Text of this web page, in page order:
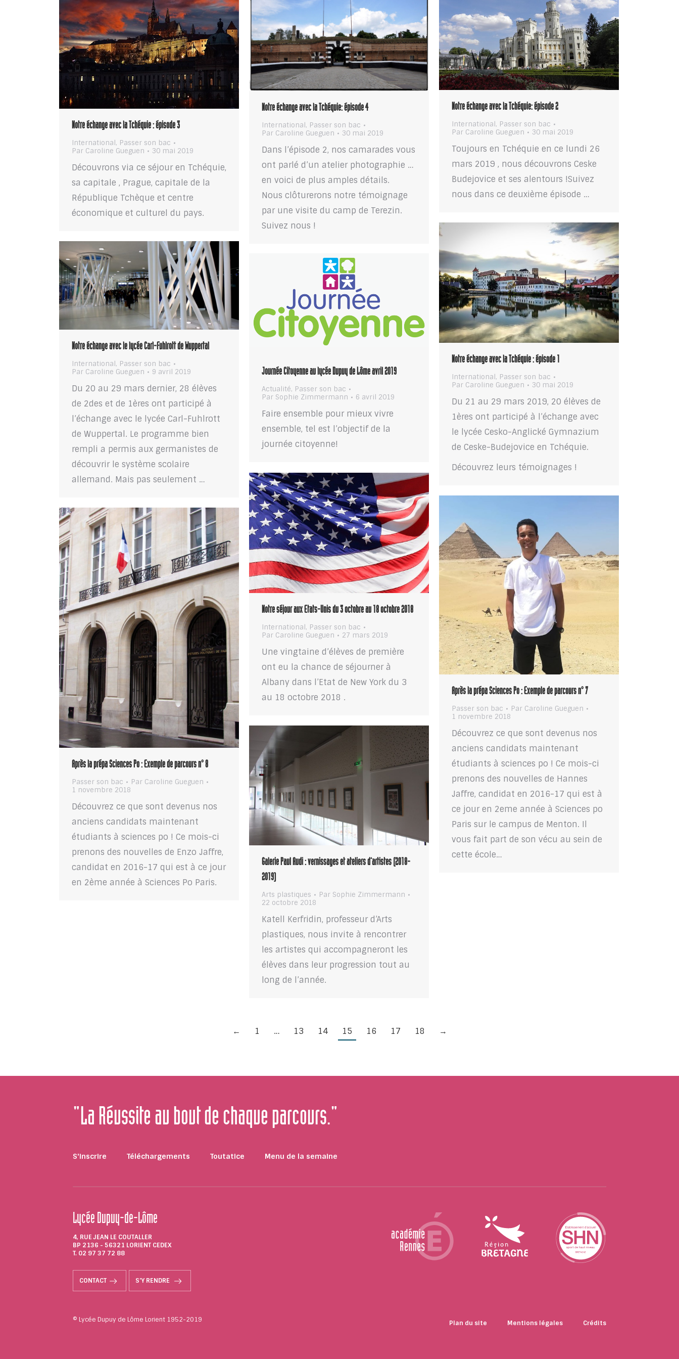
Notre échange avec la Tchéquie : épisode 3
International, Passer son bac
Par Caroline Gueguen 30 mai 2019
Découvrons via ce séjour en Tchéquie,
sa capitale , Prague, capitale de la
République Tchèque et centre
économique et culturel du pays.
Notre échange avec la Tchéquie: épisode 4
International, Passer son bac
Par Caroline Gueguen 30 mai 2019
Dans l’épisode 2, nos camarades vous
ont parlé d’un atelier photographie …
en voici de plus amples détails.
Nous clôturerons notre témoignage
par une visite du camp de Terezin.
Suivez nous !
Notre échange avec la Tchéquie: épisode 2
International, Passer son bac
Par Caroline Gueguen 30 mai 2019
Toujours en Tchéquie en ce lundi 26
mars 2019 , nous découvrons Ceske
Budejovice et ses alentours !Suivez
nous dans ce deuxième épisode …
Notre échange avec la Tchéquie : épisode 1
International, Passer son bac
Par Caroline Gueguen 30 mai 2019
Du 21 au 29 mars 2019, 20 élèves de
1ères ont participé à l’échange avec
le lycée Cesko-Anglické Gymnazium
de Ceske-Budejovice en Tchéquie.
Découvrez leurs témoignages !
Notre échange avec le lycée Carl-Fuhlrott de Wuppertal
International, Passer son bac
Par Caroline Gueguen 9 avril 2019
Du 20 au 29 mars dernier, 28 élèves
de 2des et de 1ères ont participé à
l’échange avec le lycée Carl-Fuhlrott
de Wuppertal. Le programme bien
rempli a permis aux germanistes de
découvrir le système scolaire
allemand. Mais pas seulement …
Journée Citoyenne au lycée Dupuy de Lôme avril 2019
Actualité, Passer son bac
Par Sophie Zimmermann 6 avril 2019
Faire ensemble pour mieux vivre
ensemble, tel est l’objectif de la
journée citoyenne!
Notre séjour aux Etats-Unis du 3 octobre au 18 octobre 2018
International, Passer son bac
Par Caroline Gueguen 27 mars 2019
Une vingtaine d’élèves de première
ont eu la chance de séjourner à
Albany dans l’Etat de New York du 3
au 18 octobre 2018 .
Après la prépa Sciences Po : Exemple de parcours n° 7
Passer son bac Par Caroline Gueguen
1 novembre 2018
Découvrez ce que sont devenus nos
anciens candidats maintenant
étudiants à sciences po ! Ce mois-ci
prenons des nouvelles de Hannes
Jaffre, candidat en 2016-17 qui est à
ce jour en 2eme année à Sciences po
Paris sur le campus de Menton. Il
vous fait part de son vécu au sein de
cette école…
Après la prépa Sciences Po : Exemple de parcours n° 8
Passer son bac Par Caroline Gueguen
1 novembre 2018
Découvrez ce que sont devenus nos
anciens candidats maintenant
étudiants à sciences po ! Ce mois-ci
prenons des nouvelles de Enzo Jaffre,
candidat en 2016-17 qui est à ce jour
en 2ème année à Sciences Po Paris.
Galerie Paul Audi : vernissages et ateliers d’artistes (2018-
2019)
Arts plastiques Par Sophie Zimmermann
22 octobre 2018
Katell Kerfridin, professeur d’Arts
plastiques, nous invite à rencontrer
les artistes qui accompagneront les
élèves dans leur progression tout au
long de l’année.
← 1 … 13 14 15 16 17 18 →
"La Réussite au bout de chaque parcours."
S'inscrire Téléchargements Toutatice Menu de la semaine
Lycée Dupuy-de-Lôme
4, RUE JEAN LE COUTALLER
BP 2136 - 56321 LORIENT CEDEX
T. 02 97 37 72 88
CONTACT S'Y RENDRE
© Lycée Dupuy de Lôme Lorient 1952-2019 Plan du site Mentions légales Crédits